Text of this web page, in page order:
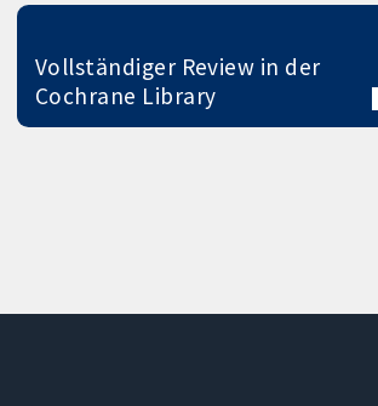
Vollständiger Review in der
Cochrane Library